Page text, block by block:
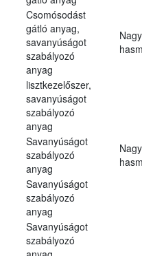
Csomósodást
gátló anyag,
savanyúságot
szabályozó
anyag
lisztkezelőszer,
savanyúságot
szabályozó
anyag
Savanyúságot
szabályozó
anyag
Savanyúságot
szabályozó
anyag
Savanyúságot
szabályozó